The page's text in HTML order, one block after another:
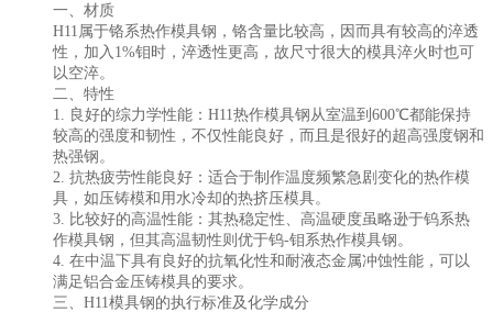
一、材质
H11属于铬系热作模具钢，铬含量比较高，因而具有较高的淬透
性，加入1%钼时，淬透性更高，故尺寸很大的模具淬火时也可
以空淬。
二、特性
1. 良好的综力学性能： H11热作模具钢 从室温到600℃都能保持
较高的强度和韧性，不仅性能良好，而且是很好的超高强度钢和
热强钢。
2. 抗热疲劳性能良好：适合于制作温度频繁急剧变化的热作模
具，如压铸模和用水冷却的热挤压模具。
3. 比较好的高温性能：其热稳定性、高温硬度虽略逊于钨系热
作模具钢，但其高温韧性则优于钨-钼系热作模具钢。
4. 在中温下具有良好的抗氧化性和耐液态金属冲蚀性能，可以
满足铝合金压铸模具的要求。
三、H11模具钢的执行标准及化学成分